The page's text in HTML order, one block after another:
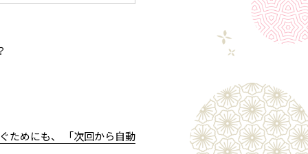
ためにも、 「次回から自動